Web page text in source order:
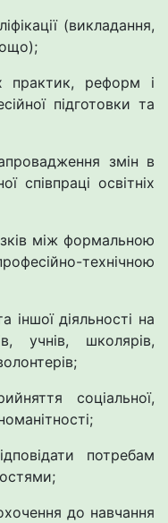
(викладання,
практик, реформ і
підготовки та
змін в
співпраці освітніх
між формальною
технічною
іншої діяльності на
учнів, школярів,
соціальної,
потребам
до навчання